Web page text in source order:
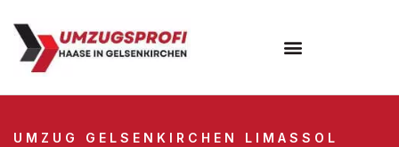
UMZUG GELSENKIRCHEN LIMASSOL